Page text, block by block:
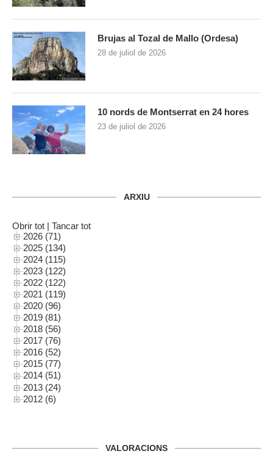
Brujas al Tozal de Mallo (Ordesa)
28 de juliol de 2026
10 nords de Montserrat en 24 hores
23 de juliol de 2026
ARXIU
Obrir tot | Tancar tot
2026 (71)
2025 (134)
2024 (115)
2023 (122)
2022 (122)
2021 (119)
2020 (96)
2019 (81)
2018 (56)
2017 (76)
2016 (52)
2015 (77)
2014 (51)
2013 (24)
2012 (6)
VALORACIONS